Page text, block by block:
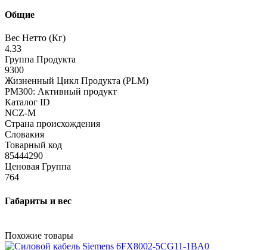
Общие
Вес Нетто (Кг)
4.33
Группа Продукта
9300
Жизненный Цикл Продукта (PLM)
PM300: Активный продукт
Каталог ID
NCZ-M
Страна происхождения
Словакия
Товарный код
85444290
Ценовая Группа
764
Габариты и вес
Похожие товары